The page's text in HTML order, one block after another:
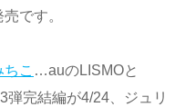
です。
こ …auのLISMOと
完結編が4/24、ジュリ